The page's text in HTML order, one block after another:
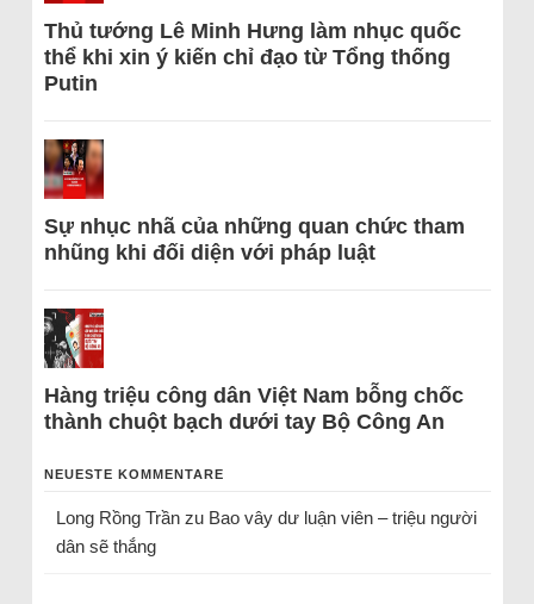
Thủ tướng Lê Minh Hưng làm nhục quốc
thể khi xin ý kiến chỉ đạo từ Tổng thống
Putin
Sự nhục nhã của những quan chức tham
nhũng khi đối diện với pháp luật
Hàng triệu công dân Việt Nam bỗng chốc
thành chuột bạch dưới tay Bộ Công An
NEUESTE KOMMENTARE
Long Rồng Trầnzu Bao vây dư luận viên – triệu người
dân sẽ thắng